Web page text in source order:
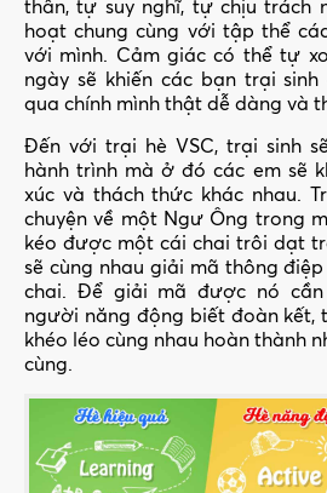
thân, tự suy nghĩ, tự chịu trách
hoạt chung cùng với tập thể
với mình. Cảm giác có thể tự
ngày sẽ khiến các bạn trại
qua chính mình thật dễ dàng và
Đến với trại hè VSC, trại sinh
hành trình mà ở đó các em sẽ
xúc và thách thức khác nhau.
chuyện về một Ngư Ông trong
kéo được một cái chai trôi dạt
sẽ cùng nhau giải mã thông
chai. Để giải mã được nó
người năng động biết đoàn kết,
khéo léo cùng nhau hoàn thành
cùng.